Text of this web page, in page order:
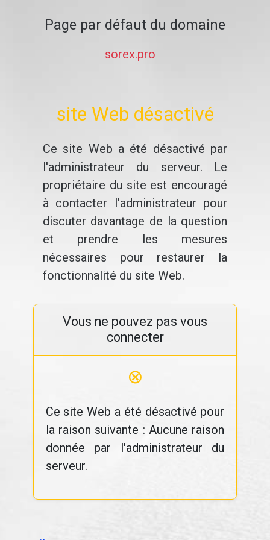
Page par défaut du domaine
sorex.pro
site Web désactivé
Ce site Web a été désactivé par
l'administrateur du serveur. Le
propriétaire du site est encouragé
à contacter l'administrateur pour
discuter davantage de la question
et prendre les mesures
nécessaires pour restaurer la
fonctionnalité du site Web.
Vous ne pouvez pas vous
connecter
⊗
Ce site Web a été désactivé pour
la raison suivante : Aucune raison
donnée par l'administrateur du
serveur.